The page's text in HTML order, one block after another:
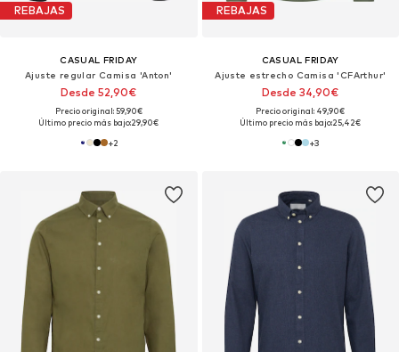
REBAJAS
CASUAL FRIDAY
Ajuste regular Camisa 'Anton'
Desde 52,90€
Precio original: 59,90€
Último precio más bajo:29,90€
+2
REBAJAS
CASUAL FRIDAY
Ajuste estrecho Camisa 'CFArthur'
Desde 34,90€
Precio original: 49,90€
Último precio más bajo:25,42€
+3